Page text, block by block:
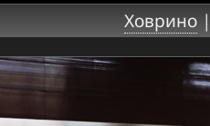
Ховрино|